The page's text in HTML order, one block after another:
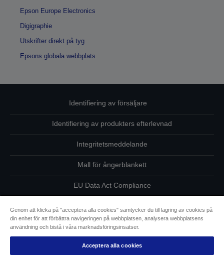
Epson Europe Electronics
Digigraphie
Utskrifter direkt på tyg
Epsons globala webbplats
Identifiering av försäljare
Identifiering av produkters efterlevnad
Integritetsmeddelande
Mall för ångerblankett
EU Data Act Compliance
Kontakta oss angående dina uppgifter
Information om cookies
Epsons åtagande avseende tillgänglighet
Genom att klicka på "acceptera alla cookies" samtycker du till lagring av cookies på
din enhet för att förbättra navigeringen på webbplatsen, analysera webbplatsens
användning och bistå i våra marknadsföringsinsatser.
Acceptera alla cookies